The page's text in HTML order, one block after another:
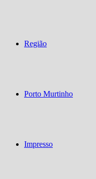
Região
Porto Murtinho
Impresso